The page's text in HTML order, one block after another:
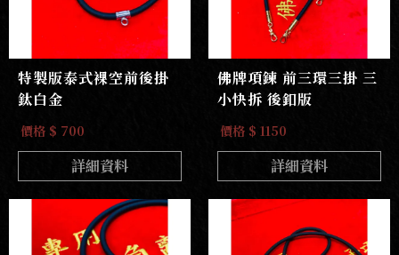
特製版泰式裸空前後掛
鈦白金
價格 $ 700
詳細資料
佛牌項鍊 前三環三掛 三
小快拆 後釦版
價格 $ 1150
詳細資料